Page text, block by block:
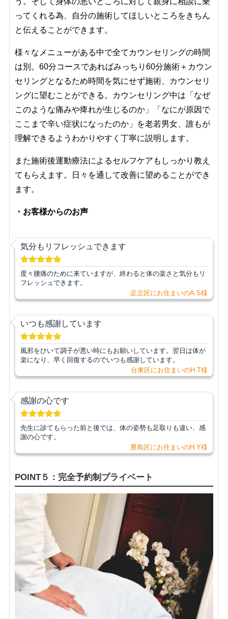
ってくれる為、自分の施術してほしいところをきちん
と伝えることができます。
様々なメニューがある中で全てカウンセリングの時間
は別。60分コースであればみっちり60分施術＋カウン
セリングとなるため時間を気にせず施術、カウンセリ
ングに望むことができる。カウンセリング中は「なぜ
このような痛みや痺れが生じるのか」「なにが原因で
ここまで辛い症状になったのか」を老若男女、誰もが
理解できるようわかりやすく丁寧に説明します。
また施術後運動療法によるセルフケアもしっかり教え
てもらえます。日々を通して改善に望めることができ
ます。
・お客様からのお声
気分もリフレッシュできます
度々腰痛のために来ていますが、終わると体の楽さと気分もリ
フレッシュできます。
足立区にお住まいのA.S様
いつも感謝しています
風邪をひいて調子が悪い時にもお願いしています。翌日は体が
楽になり、早く回復するのでいつも感謝しています。
台東区にお住まいのH.T様
感謝の心です
先生に診てもらった前と後では、体の姿勢も足取りも違い、感
謝の心です。
豊島区にお住まいのH.Y様
POINT５：完全予約制プライベート